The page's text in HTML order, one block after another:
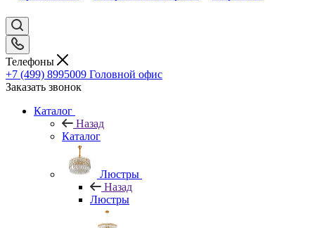
Телефоны
+7 (499) 8995009 Головной офис
Заказать звонок
Каталог
Назад
Каталог
Люстры
Назад
Люстры